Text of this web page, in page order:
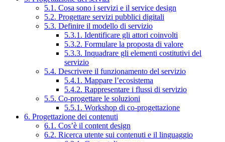
5.1. Cosa sono i servizi e il service design
5.2. Progettare servizi pubblici digitali
5.3. Definire il modello di servizio
5.3.1. Identificare gli attori coinvolti
5.3.2. Formulare la proposta di valore
5.3.3. Inquadrare gli elementi costitutivi del
servizio
5.4. Descrivere il funzionamento del servizio
5.4.1. Mappare l’ecosistema
5.4.2. Rappresentare i flussi di servizio
5.5. Co-progettare le soluzioni
5.5.1. Workshop di co-progettazione
6. Progettazione dei contenuti
6.1. Cos’è il content design
6.2. Ricerca utente sui contenuti e il linguaggio